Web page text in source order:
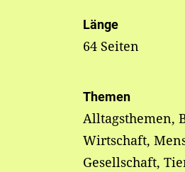
Länge
64 Seiten
Themen
Alltagsthemen,
Wirtschaft,
Gesellschaft,